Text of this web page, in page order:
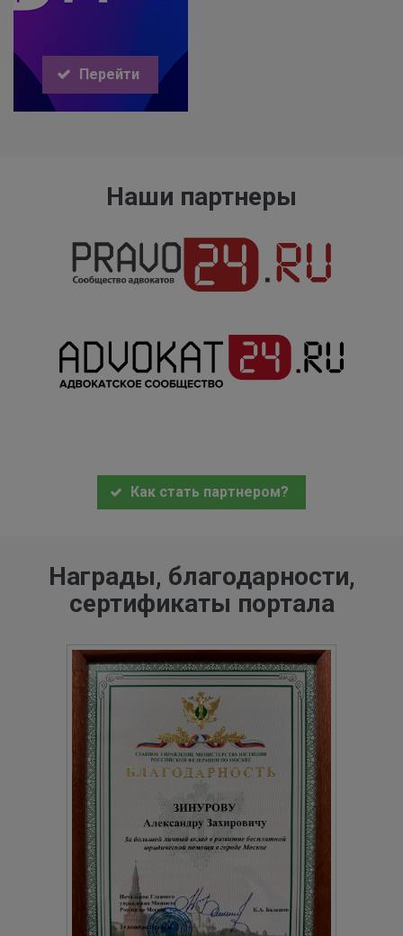
Перейти
Наши партнеры
Как стать партнером?
Награды, благодарности,
сертификаты портала